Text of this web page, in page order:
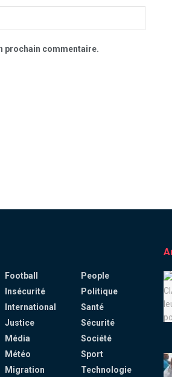
prochain commentaire.
Football
Insécurité
International
Justice
Média
Météo
Migration
People
Politique
Santé
Sécurité
Société
Sport
Technologie